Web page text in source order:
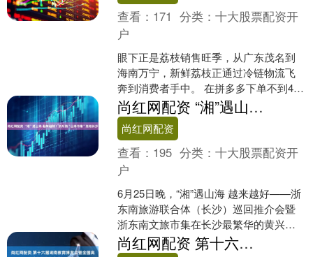
查看： 171 分类：十大股票配资开
户
眼下正是荔枝销售旺季，从广东茂名到
海南万宁，新鲜荔枝正通过冷链物流飞
奔到消费者手中。 在拼多多下单不到48
小时，上海白领张然就收到了发自广东
茂名的妃子笑荔枝。荔....
尚红网配资 “湘”遇山海 越来越好！浙东南“山海市集”亮相长沙
尚红网配资
查看： 195 分类：十大股票配资开
户
6月25日晚，“湘”遇山海 越来越好——浙
东南旅游联合体（长沙）巡回推介会暨
浙东南文旅市集在长沙最繁华的黄兴步
行街西广场启幕。舟山、绍兴、宁波、
尚红网配资 第十六届湖南教育博览会暨全国高校湘招咨询会今日开幕